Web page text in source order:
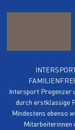
Intersport Pregenzer
durch erstklassige
Mindestens ebenso
Mitarbeiterinnen